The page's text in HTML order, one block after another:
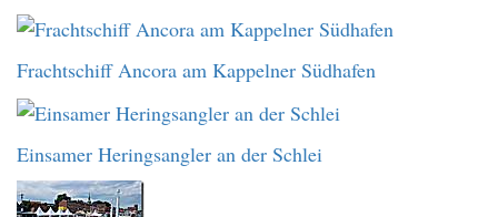
Frachtschiff Ancora am Kappelner Südhafen
Einsamer Heringsangler an der Schlei